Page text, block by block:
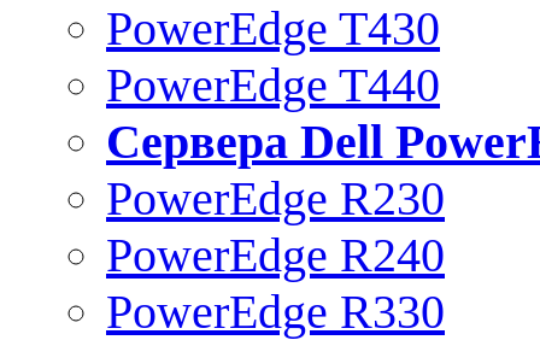
PowerEdge T430
PowerEdge T440
Сервера Dell
PowerEdge R230
PowerEdge R240
PowerEdge R330